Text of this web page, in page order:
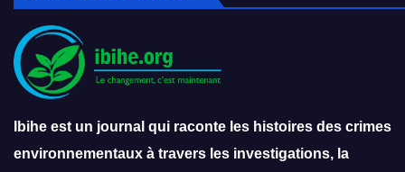
Ibihe est un journal qui raconte les histoires des crimes
environnementaux à travers les investigations, la